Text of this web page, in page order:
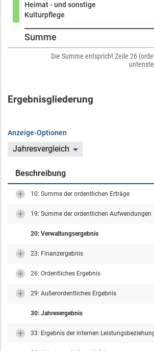
Heimat - und sonstige
Kulturpflege
Summe
Die Summe entspricht Zeile 26
Ergebnisgliederung
Anzeige-Optionen
Jahresvergleich
Beschreibung
10: Summe der ordentlichen Erträge
19: Summe der ordentlichen Aufwendungen
20: Verwaltungsergebnis
23: Finanzergebnis
26: Ordentliches Ergebnis
29: Außerordentliches Ergebnis
30: Jahresergebnis
33: Ergebnis der internen